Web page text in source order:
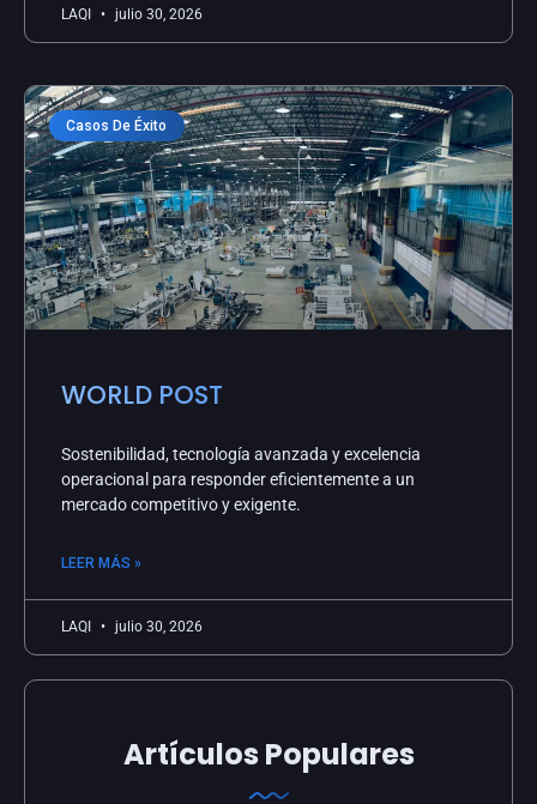
LAQI julio 30, 2026
Casos De Éxito
WORLD POST
Sostenibilidad, tecnología avanzada y excelencia
operacional para responder eficientemente a un
mercado competitivo y exigente.
LEER MÁS »
LAQI julio 30, 2026
Artículos Populares